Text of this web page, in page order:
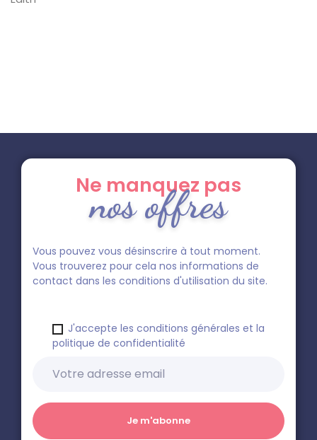
Ne manquez pas
nos offres
Vous pouvez vous désinscrire à tout moment.
Vous trouverez pour cela nos informations de
contact dans les conditions d'utilisation du site.
J'accepte les conditions générales et la
politique de confidentialité